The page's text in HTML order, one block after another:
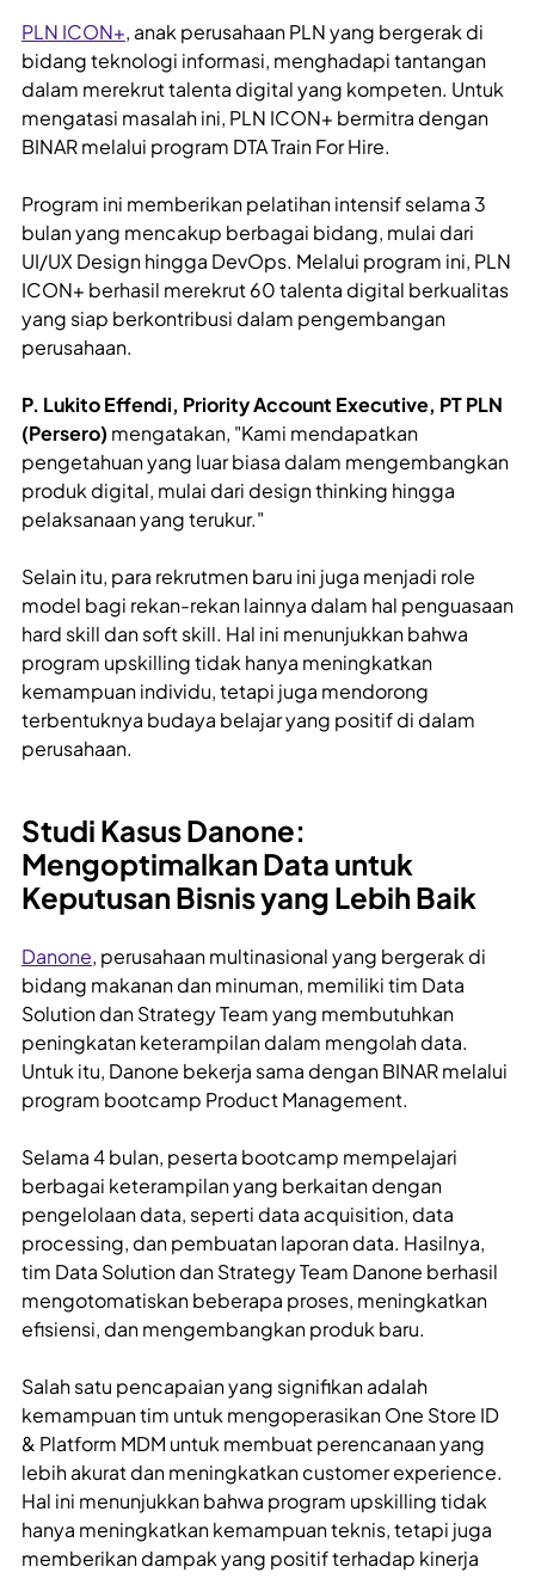
PLN ICON+, anak perusahaan PLN yang bergerak di
bidang teknologi informasi, menghadapi tantangan
dalam merekrut talenta digital yang kompeten. Untuk
mengatasi masalah ini, PLN ICON+ bermitra dengan
BINAR melalui program DTA Train For Hire.
Program ini memberikan pelatihan intensif selama 3
bulan yang mencakup berbagai bidang, mulai dari
UI/UX Design hingga DevOps. Melalui program ini, PLN
ICON+ berhasil merekrut 60 talenta digital berkualitas
yang siap berkontribusi dalam pengembangan
perusahaan.
P. Lukito Effendi, Priority Account Executive, PT PLN
(Persero) mengatakan, "Kami mendapatkan
pengetahuan yang luar biasa dalam mengembangkan
produk digital, mulai dari design thinking hingga
pelaksanaan yang terukur."
Selain itu, para rekrutmen baru ini juga menjadi role
model bagi rekan-rekan lainnya dalam hal penguasaan
hard skill dan soft skill. Hal ini menunjukkan bahwa
program upskilling tidak hanya meningkatkan
kemampuan individu, tetapi juga mendorong
terbentuknya budaya belajar yang positif di dalam
perusahaan.
Studi Kasus Danone:
Mengoptimalkan Data untuk
Keputusan Bisnis yang Lebih Baik
Danone, perusahaan multinasional yang bergerak di
bidang makanan dan minuman, memiliki tim Data
Solution dan Strategy Team yang membutuhkan
peningkatan keterampilan dalam mengolah data.
Untuk itu, Danone bekerja sama dengan BINAR melalui
program bootcamp Product Management.
Selama 4 bulan, peserta bootcamp mempelajari
berbagai keterampilan yang berkaitan dengan
pengelolaan data, seperti data acquisition, data
processing, dan pembuatan laporan data. Hasilnya,
tim Data Solution dan Strategy Team Danone berhasil
mengotomatiskan beberapa proses, meningkatkan
efisiensi, dan mengembangkan produk baru.
Salah satu pencapaian yang signifikan adalah
kemampuan tim untuk mengoperasikan One Store ID
& Platform MDM untuk membuat perencanaan yang
lebih akurat dan meningkatkan customer experience.
Hal ini menunjukkan bahwa program upskilling tidak
hanya meningkatkan kemampuan teknis, tetapi juga
memberikan dampak yang positif terhadap kinerja